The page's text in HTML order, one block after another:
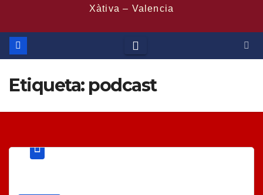
Xàtiva – Valencia
Etiqueta: podcast